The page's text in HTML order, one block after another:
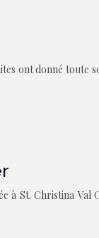
ont donné toute
à St. Christina Val